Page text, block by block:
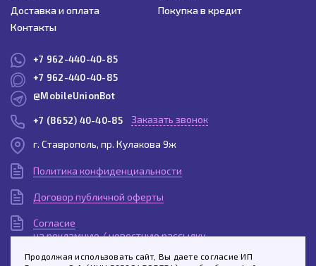
Продолжая использовать сайт, Вы даете согласие ИП
Доставка и оплата
Покупка в кредит
Контакты
+7 962-440-40-85
+7 962-440-40-85
@MobileUnionBot
+7 (8652) 40-40-85 Заказать звонок
г. Ставрополь, пр. Кулакова 9ж
Политика конфиденциальности
Договор публичной оферты
Согласие
на рекламную / новостную рассылку
Согласие